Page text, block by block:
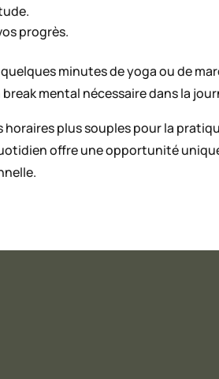
progrès.
minutes de yoga ou de
mental nécessaire dans la
horaires plus souples pour la
offre une opportunité